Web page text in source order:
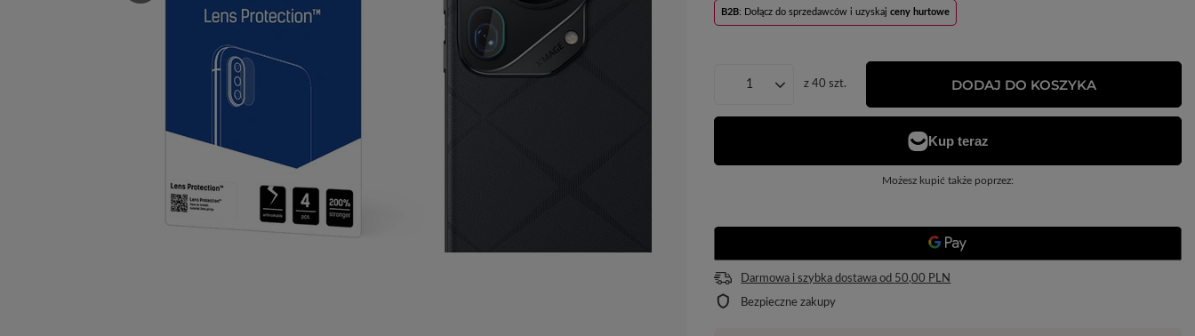
B2B: Dołącz do sprzedawców i uzyskajceny hurtowe
z40szt. DODAJ DO KOSZYKA
Możesz kupić także poprzez:
Darmowa i szybka dostawa od 50,00 PLN
Bezpieczne zakupy